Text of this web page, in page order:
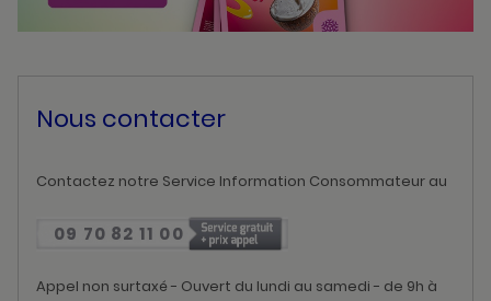
Nous contacter
Contactez notre Service Information Consommateur au
09 70 82 11 00
Appel non surtaxé - Ouvert du lundi au samedi - de 9h à